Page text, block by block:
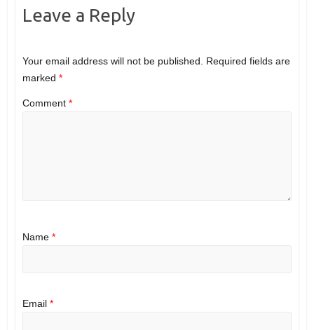
Leave a Reply
Your email address will not be published.
Required fields are
marked *
Comment *
Name *
Email *